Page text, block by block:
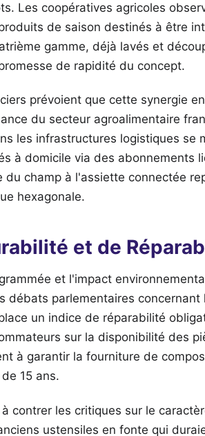
Les coopératives agricoles
de saison destinés à être
gamme, déjà lavés et
de rapidité du concept.
prévoient que cette synergie
du secteur agroalimentaire
les infrastructures logistiques se
à domicile via des abonnements
du champ à l'assiette connectée
hexagonale.
et de
et l'impact
débats parlementaires concernant
un indice de réparabilité
sur la disponibilité des
à garantir la fourniture de
15 ans.
contrer les critiques sur le
ustensiles en fonte qui